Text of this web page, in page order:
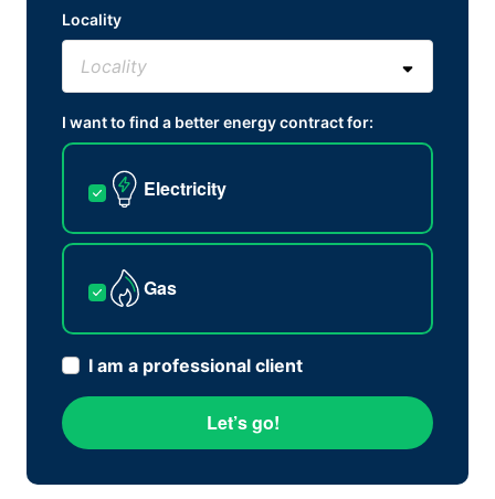
Locality
I want to find a better energy contract for:
Electricity
Gas
I am a professional client
Let’s go!